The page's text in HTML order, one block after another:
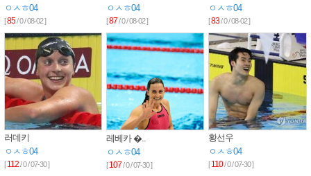
ㅇㅅㅎ04
[85/ 0 / 08-02 ]
ㅇㅅㅎ04
[87/ 0 / 08-02 ]
ㅇㅅㅎ04
[83/ 0 / 08-02 ]
러데키
ㅇㅅㅎ04
[112/ 0 / 07-30 ]
레베카 �..
ㅇㅅㅎ04
[107/ 0 / 07-30 ]
황선우
ㅇㅅㅎ04
[110/ 0 / 07-30 ]